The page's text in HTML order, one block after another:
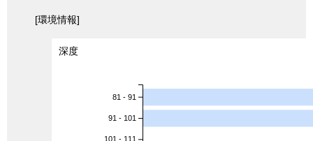
[環境情報]
深度
81 - 91
91 - 101